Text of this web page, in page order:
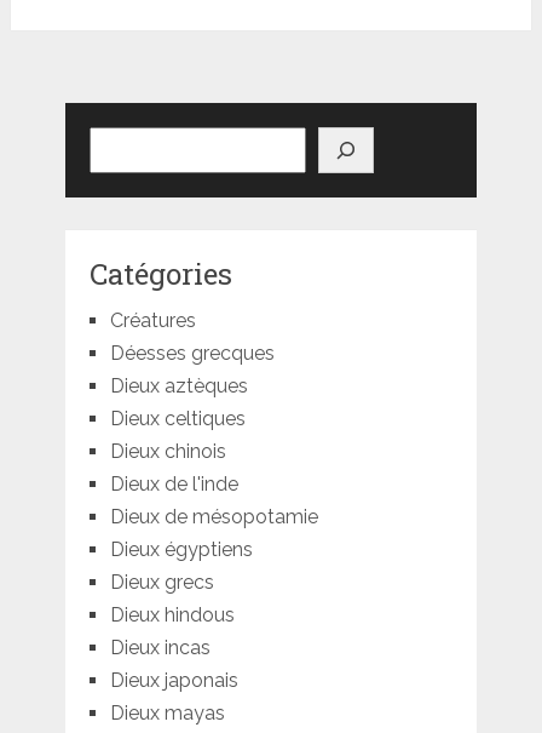
Catégories
Créatures
Déesses grecques
Dieux aztèques
Dieux celtiques
Dieux chinois
Dieux de l'inde
Dieux de mésopotamie
Dieux égyptiens
Dieux grecs
Dieux hindous
Dieux incas
Dieux japonais
Dieux mayas